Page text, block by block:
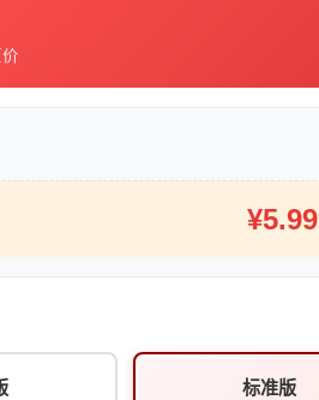
¥5.99
标准版